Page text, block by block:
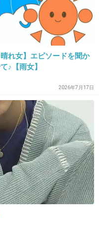
-9
晴れ女】エピソードを聞か
♪【雨女】
2026年7月17日